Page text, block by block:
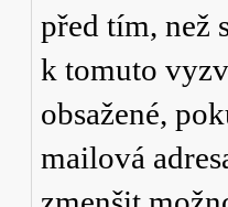
před tím, než
k tomuto
obsažené,
mailová